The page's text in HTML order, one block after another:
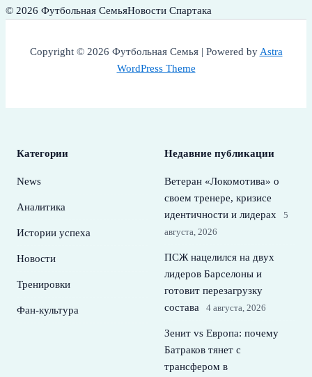
© 2026 Футбольная СемьяНовости Спартака
Copyright © 2026 Футбольная Семья | Powered byAstra
WordPress Theme
Категории
News
Аналитика
Истории успеха
Новости
Тренировки
Фан-культура
Недавние публикации
Ветеран «Локомотива» о
своем тренере, кризисе
идентичности и лидерах
5
августа, 2026
ПСЖ нацелился на двух
лидеров Барселоны и
готовит перезагрузку
состава
4 августа, 2026
Зенит vs Европа: почему
Батраков тянет с
трансфером в